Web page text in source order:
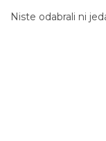
Niste odabrali ni